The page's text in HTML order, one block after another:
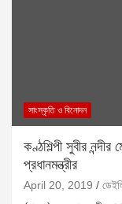
সাংস্কৃতি ও বিনোদন
কণ্ঠশিল্পী সুবীর নন্দীর
প্রধানমন্ত্রীর
April 20, 2019